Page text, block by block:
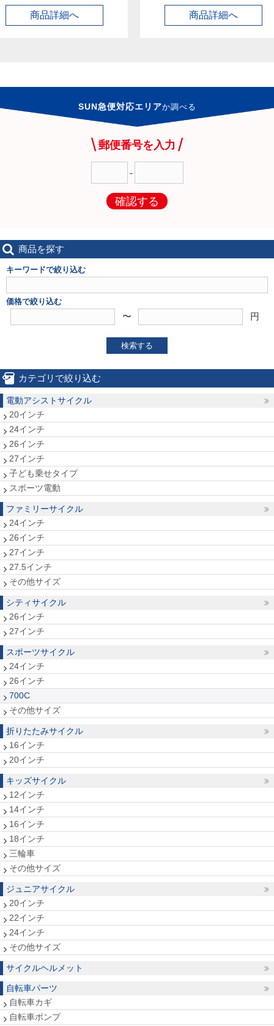
商品詳細へ 商品詳細へ
SUN急便対応エリアか調べる
郵便番号を入力
-
確認する
商品を探す
キーワードで絞り込む
価格で絞り込む
〜 円
検索する
カテゴリで絞り込む
電動アシストサイクル
20インチ
24インチ
26インチ
27インチ
子ども乗せタイプ
スポーツ電動
ファミリーサイクル
24インチ
26インチ
27インチ
27.5インチ
その他サイズ
シティサイクル
26インチ
27インチ
スポーツサイクル
24インチ
26インチ
700C
その他サイズ
折りたたみサイクル
16インチ
20インチ
キッズサイクル
12インチ
14インチ
16インチ
18インチ
三輪車
その他サイズ
ジュニアサイクル
20インチ
22インチ
24インチ
その他サイズ
サイクルヘルメット
自転車パーツ
自転車カギ
自転車ポンプ